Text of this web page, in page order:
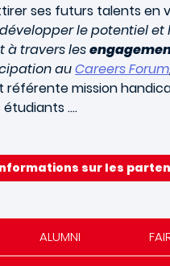
ses futurs talents en
le potentiel
à travers les
auCareers Forum
référente mission
….
sur les
ALUMNI